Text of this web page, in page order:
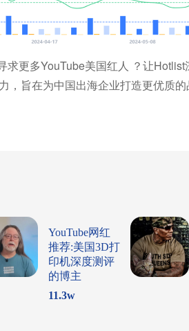
更多YouTube美国红人 ？让
，旨在为中国出海企业打造更优质
YouTube网红
推荐:美国3D打
印机深度测评
的博主
11.3w